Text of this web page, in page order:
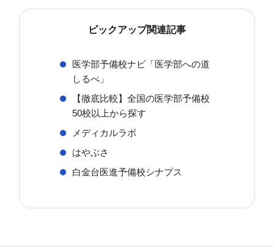
ピックアップ関連記事
医学部予備校ナビ「医学部への道
しるべ」
【徹底比較】全国の医学部予備校
50校以上から探す
メディカルラボ
はやぶさ
白金台医進予備校シナプス